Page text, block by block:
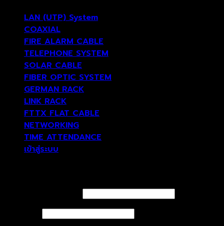
LAN (UTP) System
COAXIAL
FIRE ALARM CABLE
TELEPHONE SYSTEM
SOLAR CABLE
FIBER OPTIC SYSTEM
GERMAN RACK
LINK RACK
FTTX FLAT CABLE
NETWORKING
TIME ATTENDANCE
เข้าสู่ระบบ